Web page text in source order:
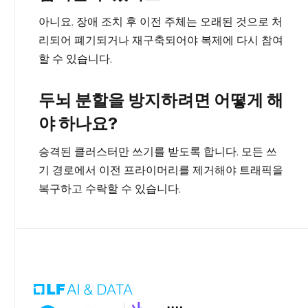
아니요. 장애 조치 후 이전 주체는 오래된 것으로 처
리되어 폐기되거나 재구축되어야 복제에 다시 참여
할 수 있습니다.
두뇌 분할을 방지하려면 어떻게 해
야 하나요?
승격된 클러스터만 쓰기를 받도록 합니다. 모든 쓰
기 경로에서 이전 프라이머리를 제거해야 트래픽을
복구하고 수락할 수 있습니다.